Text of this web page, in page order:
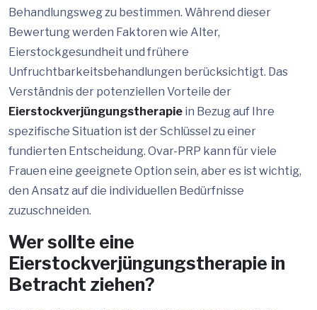
Behandlungsweg zu bestimmen. Während dieser
Bewertung werden Faktoren wie Alter,
Eierstockgesundheit und frühere
Unfruchtbarkeitsbehandlungen berücksichtigt. Das
Verständnis der potenziellen Vorteile der
Eierstockverjüngungstherapie in Bezug auf Ihre
spezifische Situation ist der Schlüssel zu einer
fundierten Entscheidung. Ovar-PRP kann für viele
Frauen eine geeignete Option sein, aber es ist wichtig,
den Ansatz auf die individuellen Bedürfnisse
zuzuschneiden.
Wer sollte eine
Eierstockverjüngungstherapie in
Betracht ziehen?